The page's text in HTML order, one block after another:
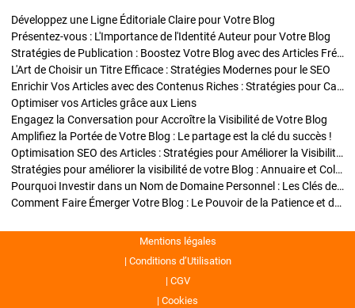
Développez une Ligne Éditoriale Claire pour Votre Blog
Présentez-vous : L'Importance de l'Identité Auteur pour Votre Blog
Stratégies de Publication : Boostez Votre Blog avec des Articles Fréquents et Exclusifs
L'Art de Choisir un Titre Efficace : Stratégies Modernes pour le SEO
Enrichir Vos Articles avec des Contenus Riches : Stratégies pour Captiver et Optimiser
Optimiser vos Articles grâce aux Liens
Engagez la Conversation pour Accroître la Visibilité de Votre Blog
Amplifiez la Portée de Votre Blog : Le partage est la clé du succès !
Optimisation SEO des Articles : Stratégies pour Améliorer la Visibilité de Votre Blog
Stratégies pour améliorer la visibilité de votre Blog : Annuaire et Collaborations
Pourquoi Investir dans un Nom de Domaine Personnel : Les Clés de la Réussite de Votre Blog
Comment Faire Émerger Votre Blog : Le Pouvoir de la Patience et de la Persévérance
Mentions légales
Conditions d’Utilisation
CGV
Cookies